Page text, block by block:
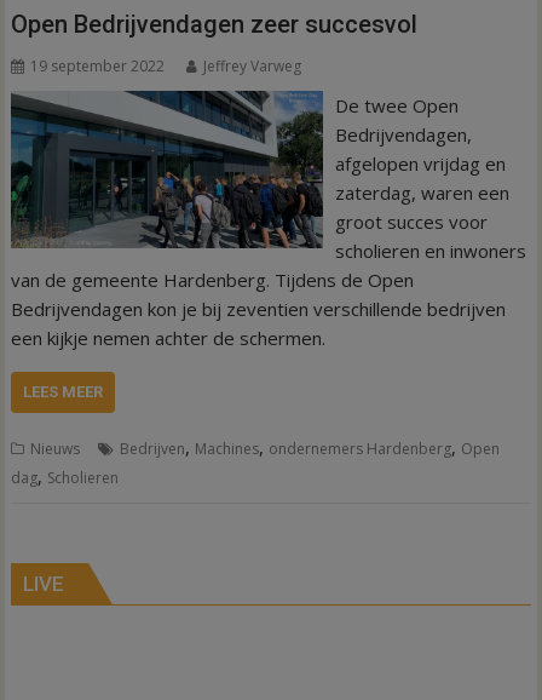
Open Bedrijvendagen zeer succesvol
19 september 2022 Jeffrey Varweg
De twee Open
Bedrijvendagen,
afgelopen vrijdag en
zaterdag, waren een
groot succes voor
scholieren en inwoners
van de gemeente Hardenberg. Tijdens de Open
Bedrijvendagen kon je bij zeventien verschillende bedrijven
een kijkje nemen achter de schermen.
LEES MEER
Nieuws Bedrijven, Machines, ondernemers Hardenberg, Open
dag, Scholieren
LIVE